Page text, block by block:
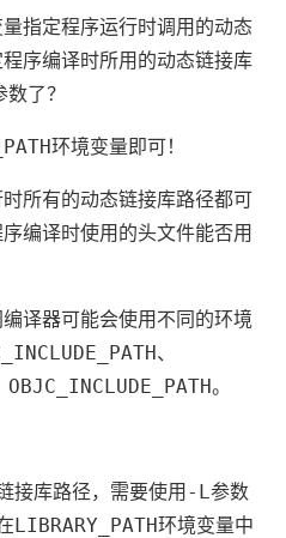
指定程序运行时调用的动态
序编译时所用的动态链接库
数了？
环境变量即可！
所有的动态链接库路径都可
编译时使用的头文件能否用
译器可能会使用不同的环境
、
OBJC_INCLUDE_PATH。
接库路径，需要使用 -L参数
LIBRARY_PATH环境变量中